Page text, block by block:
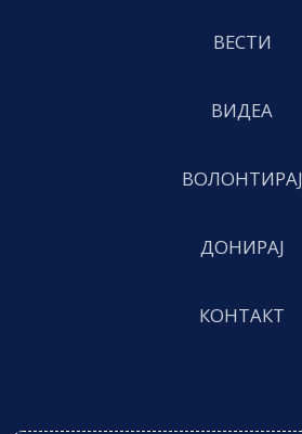
ВЕСТИ
ВИДЕА
ВОЛОНТИРАЈ
ДОНИРАЈ
КОНТАКТ